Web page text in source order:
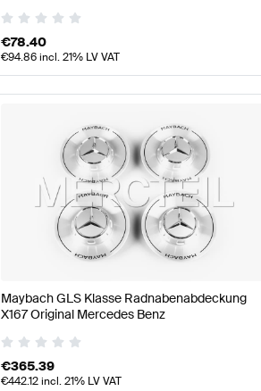
€78.40
€94.86incl. 21% LV VAT
Maybach GLS Klasse Radnabenabdeckung
X167 Original Mercedes Benz
€365.39
€442.12incl. 21% LV VAT